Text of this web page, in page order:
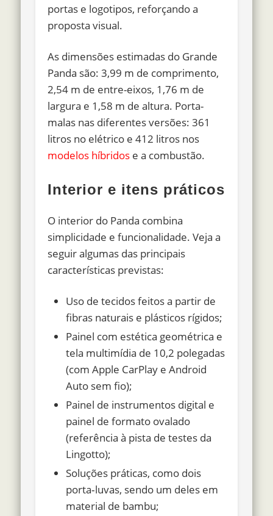
portas e logotipos, reforçando a
proposta visual.
As dimensões estimadas do Grande
Panda são: 3,99 m de comprimento,
2,54 m de entre-eixos, 1,76 m de
largura e 1,58 m de altura. Porta-
malas nas diferentes versões: 361
litros no elétrico e 412 litros nos
modelos híbridos e a combustão.
Interior e itens práticos
O interior do Panda combina
simplicidade e funcionalidade. Veja a
seguir algumas das principais
características previstas:
Uso de tecidos feitos a partir de
fibras naturais e plásticos rígidos;
Painel com estética geométrica e
tela multimídia de 10,2 polegadas
(com Apple CarPlay e Android
Auto sem fio);
Painel de instrumentos digital e
painel de formato ovalado
(referência à pista de testes da
Lingotto);
Soluções práticas, como dois
porta‑luvas, sendo um deles em
material de bambu;